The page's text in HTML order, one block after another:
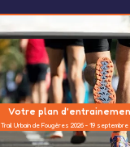
Votre plan
Trail Urbain de Fougères 2026 - 19 septembre